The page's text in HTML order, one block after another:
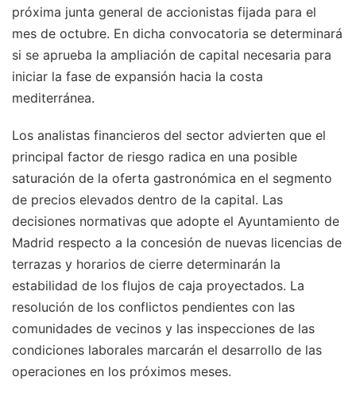
próxima junta general de accionistas fijada para el
mes de octubre. En dicha convocatoria se determinará
si se aprueba la ampliación de capital necesaria para
iniciar la fase de expansión hacia la costa
mediterránea.
Los analistas financieros del sector advierten que el
principal factor de riesgo radica en una posible
saturación de la oferta gastronómica en el segmento
de precios elevados dentro de la capital. Las
decisiones normativas que adopte el Ayuntamiento de
Madrid respecto a la concesión de nuevas licencias de
terrazas y horarios de cierre determinarán la
estabilidad de los flujos de caja proyectados. La
resolución de los conflictos pendientes con las
comunidades de vecinos y las inspecciones de las
condiciones laborales marcarán el desarrollo de las
operaciones en los próximos meses.